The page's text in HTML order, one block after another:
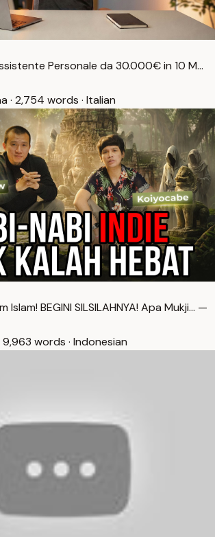
Personale da 30.000€ in 10 M…
· 2,754 words · Italian
Islam! BEGINI SILSILAHNYA! Apa Mukji… —
9,963 words · Indonesian